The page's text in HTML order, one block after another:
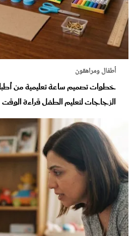
أطفال ومراهقون
خطوات تصميم ساعة تعليمية من
الزجاجات لتعليم الطفل قراءة الوقت